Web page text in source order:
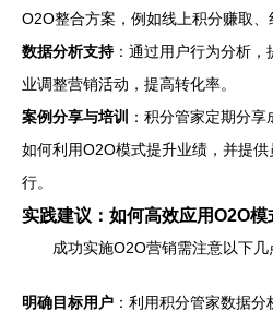
O2O整合方案，例如线上积分赚取、
数据分析支持：通过用户行为分析，
业调整营销活动，提高转化率。
案例分享与培训
：积分管家定期分
如何利用O2O模式提升业绩，并提
行。
实践建议：如何高效应用O2O模
成功实施O2O营销需注意以下几
明确目标用户 ：利用积分管家数据